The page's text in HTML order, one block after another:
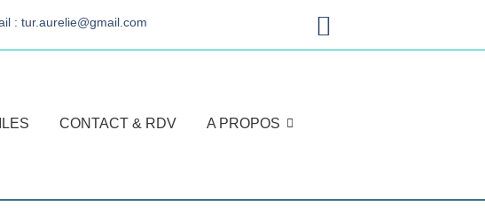
: tur.aurelie@gmail.com
CONTACT & RDV A PROPOS